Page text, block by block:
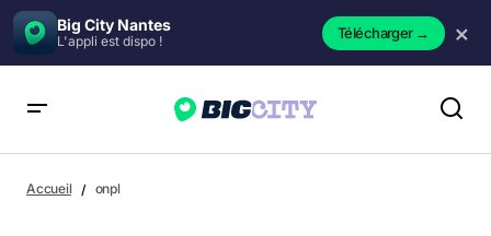
Big City Nantes
L'appli est dispo ! Télécharger→ ×
Accueil onpl